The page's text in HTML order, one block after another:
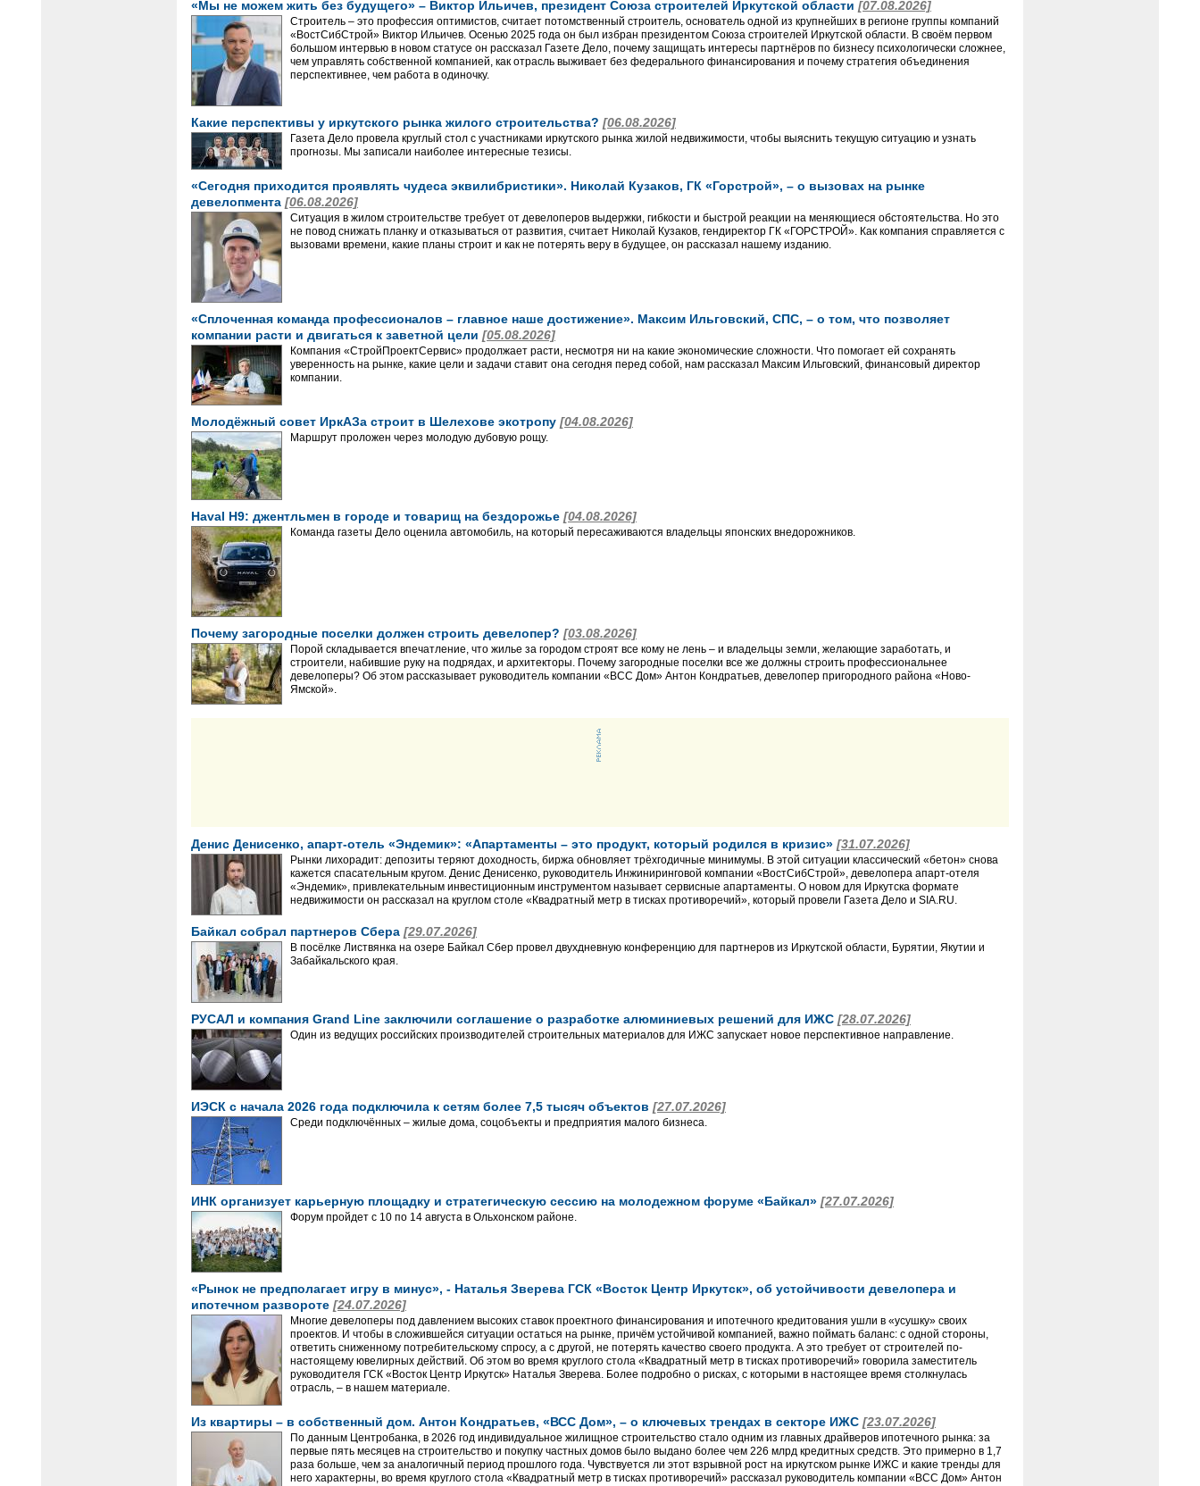
«Мы не можем жить без будущего» – Виктор Ильичев, президент Союза строителей Иркутской области [07.08.2026]
Строитель – это профессия оптимистов, считает потомственный строитель, основатель одной из крупнейших в регионе группы компаний
«ВостСибСтрой» Виктор Ильичев. Осенью 2025 года он был избран президентом Союза строителей Иркутской области. В своём первом
большом интервью в новом статусе он рассказал Газете Дело, почему защищать интересы партнёров по бизнесу психологически сложнее,
чем управлять собственной компанией, как отрасль выживает без федерального финансирования и почему стратегия объединения
перспективнее, чем работа в одиночку.
Какие перспективы у иркутского рынка жилого строительства? [06.08.2026]
Газета Дело провела круглый стол с участниками иркутского рынка жилой недвижимости, чтобы выяснить текущую ситуацию и узнать
прогнозы. Мы записали наиболее интересные тезисы.
«Сегодня приходится проявлять чудеса эквилибристики». Николай Кузаков, ГК «Горстрой», – о вызовах на рынке
девелопмента [06.08.2026]
Ситуация в жилом строительстве требует от девелоперов выдержки, гибкости и быстрой реакции на меняющиеся обстоятельства. Но это
не повод снижать планку и отказываться от развития, считает Николай Кузаков, гендиректор ГК «ГОРСТРОЙ». Как компания справляется с
вызовами времени, какие планы строит и как не потерять веру в будущее, он рассказал нашему изданию.
«Сплоченная команда профессионалов – главное наше достижение». Максим Ильговский, СПС, – о том, что позволяет
компании расти и двигаться к заветной цели [05.08.2026]
Компания «СтройПроектСервис» продолжает расти, несмотря ни на какие экономические сложности. Что помогает ей сохранять
уверенность на рынке, какие цели и задачи ставит она сегодня перед собой, нам рассказал Максим Ильговский, финансовый директор
компании.
Молодёжный совет ИркАЗа строит в Шелехове экотропу [04.08.2026]
Маршрут проложен через молодую дубовую рощу.
Haval H9: джентльмен в городе и товарищ на бездорожье [04.08.2026]
Команда газеты Дело оценила автомобиль, на который пересаживаются владельцы японских внедорожников.
Почему загородные поселки должен строить девелопер? [03.08.2026]
Порой складывается впечатление, что жилье за городом строят все кому не лень – и владельцы земли, желающие заработать, и
строители, набившие руку на подрядах, и архитекторы. Почему загородные поселки все же должны строить профессиональнее
девелоперы? Об этом рассказывает руководитель компании «ВСС Дом» Антон Кондратьев, девелопер пригородного района «Ново-
Ямской».
Денис Денисенко, апарт-отель «Эндемик»: «Апартаменты – это продукт, который родился в кризис» [31.07.2026]
Рынки лихорадит: депозиты теряют доходность, биржа обновляет трёхгодичные минимумы. В этой ситуации классический «бетон» снова
кажется спасательным кругом. Денис Денисенко, руководитель Инжиниринговой компании «ВостСибСтрой», девелопера апарт-отеля
«Эндемик», привлекательным инвестиционным инструментом называет сервисные апартаменты. О новом для Иркутска формате
недвижимости он рассказал на круглом столе «Квадратный метр в тисках противоречий», который провели Газета Дело и SIA.RU.
Байкал собрал партнеров Сбера [29.07.2026]
В посёлке Листвянка на озере Байкал Сбер провел двухдневную конференцию для партнеров из Иркутской области, Бурятии, Якутии и
Забайкальского края.
РУСАЛ и компания Grand Line заключили соглашение о разработке алюминиевых решений для ИЖС [28.07.2026]
Один из ведущих российских производителей строительных материалов для ИЖС запускает новое перспективное направление.
ИЭСК с начала 2026 года подключила к сетям более 7,5 тысяч объектов [27.07.2026]
Среди подключённых – жилые дома, соцобъекты и предприятия малого бизнеса.
ИНК организует карьерную площадку и стратегическую сессию на молодежном форуме «Байкал» [27.07.2026]
Форум пройдет с 10 по 14 августа в Ольхонском районе.
«Рынок не предполагает игру в минус», - Наталья Зверева ГСК «Восток Центр Иркутск», об устойчивости девелопера и
ипотечном развороте [24.07.2026]
Многие девелоперы под давлением высоких ставок проектного финансирования и ипотечного кредитования ушли в «усушку» своих
проектов. И чтобы в сложившейся ситуации остаться на рынке, причём устойчивой компанией, важно поймать баланс: с одной стороны,
ответить сниженному потребительскому спросу, а с другой, не потерять качество своего продукта. А это требует от строителей по-
настоящему ювелирных действий. Об этом во время круглого стола «Квадратный метр в тисках противоречий» говорила заместитель
руководителя ГСК «Восток Центр Иркутск» Наталья Зверева. Более подробно о рисках, с которыми в настоящее время столкнулась
отрасль, – в нашем материале.
Из квартиры – в собственный дом. Антон Кондратьев, «ВСС Дом», – о ключевых трендах в секторе ИЖС [23.07.2026]
По данным Центробанка, в 2026 год индивидуальное жилищное строительство стало одним из главных драйверов ипотечного рынка: за
первые пять месяцев на строительство и покупку частных домов было выдано более чем 226 млрд кредитных средств. Это примерно в 1,7
раза больше, чем за аналогичный период прошлого года. Чувствуется ли этот взрывной рост на иркутском рынке ИЖС и какие тренды для
него характерны, во время круглого стола «Квадратный метр в тисках противоречий» рассказал руководитель компании «ВСС Дом» Антон